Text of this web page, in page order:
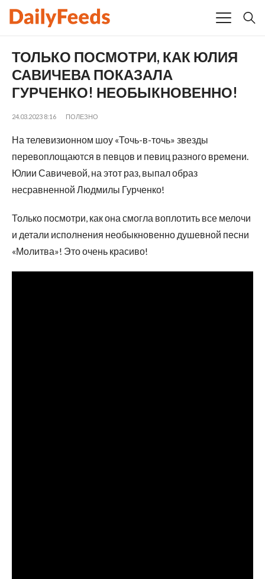
ТОЛЬКО ПОСМОТРИ, КАК ЮЛИЯ
САВИЧЕВА ПОКАЗАЛА
ГУРЧЕНКО! НЕОБЫКНОВЕННО!
24.03.2023 8:16 ПОЛЕЗНО
На телевизионном шоу «Точь-в-точь» звезды
перевоплощаются в певцов и певиц разного времени.
Юлии Савичевой, на этот раз, выпал образ
несравненной Людмилы Гурченко!
Только посмотри, как она смогла воплотить все мелочи
и детали исполнения необыкновенно душевной песни
«Молитва»! Это очень красиво!